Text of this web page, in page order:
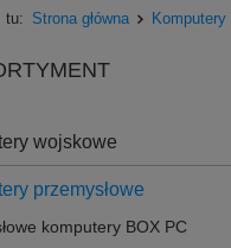
tu: Strona główna Komputery
wojskowe
przemysłowe
komputery BOX PC